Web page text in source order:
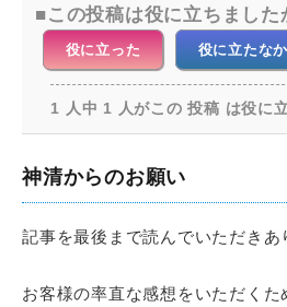
この投稿は役に立ちました
役に立った 役に立たな
1 人中 1 人がこの 投稿 は役に
神清からのお願い
記事を最後まで読んでいただきあ
お客様の率直な感想をいただく